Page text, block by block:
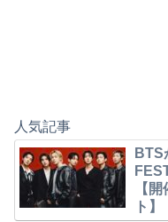
人気記事
BTS
【
ト】